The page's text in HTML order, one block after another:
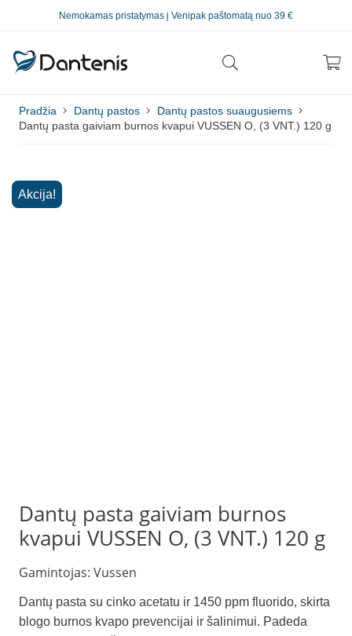
Nemokamas pristatymas į Venipak paštomatą nuo 39 €
Pradžia Dantų pastos
Dantų pastos suaugusiems
Dantų pasta gaiviam burnos kvapui VUSSEN O, (3 VNT.) 120 g
Akcija!
Dantų pasta gaiviam burnos
kvapui VUSSEN O, (3 VNT.) 120 g
Gamintojas: Vussen
Dantų pasta su cinko acetatu ir 1450 ppm fluorido, skirta
blogo burnos kvapo prevencijai ir šalinimui. Padeda